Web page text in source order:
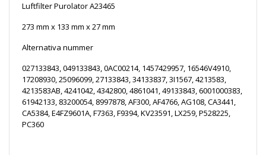
Luftfilter Purolator A23465
273 mm x 133 mm x 27 mm
Alternativa nummer
027133843, 049133843, 0AC00214, 1457429957, 16546V4910,
17208930, 25096099, 27133843, 34133837, 3I1567, 4213583,
4213583AB, 4241042, 4342800, 4861041, 49133843, 6001000383,
61942133, 83200054, 8997878, AF300, AF4766, AG108, CA3441,
CA5384, E4FZ9601A, F7363, F9394, KV23591, LX259, P528225,
PC360